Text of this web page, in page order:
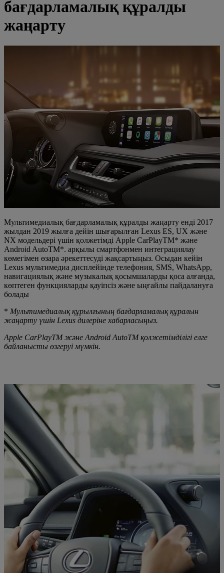
бағдарламалық құралды
жаңарту
Мультимедиалық бағдарламалық құралды жаңарту енді 2017
жылдан 2019 жылға дейін шығарылған Lexus ES, UX және
NX модельдері үшін қолжетімді Apple CarPlayTM* және
Android AutoTM*. арқылы смартфонмен интеграциялау
көмегімен өзара әрекеттесуді жақсартыңыз. Осыдан кейін
Lexus мультимедиа дисплейінде телефония, SMS, WhatsApp,
навигациялық және музыкалық қосымшаларды қоса алғанда,
көптеген функцияларды қауіпсіз және ыңғайлы пайдалануға
болады
* Мультимедиалық құрылғының бағдарламалық құралын
жаңарту үшін Lexus дилеріне хабарласыңыз.
Apple CarPlayTM және Android AutoTM қолжетімділігі елге
байланысты өзгеруі мүмкін.